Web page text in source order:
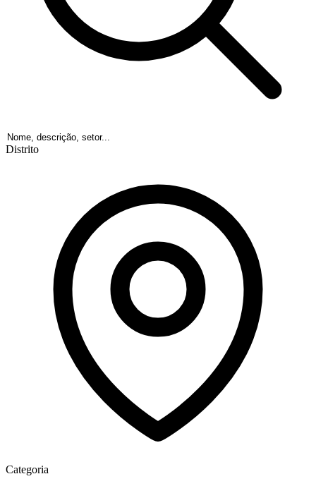
Distrito
Categoria